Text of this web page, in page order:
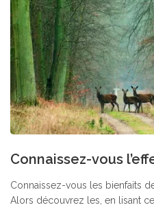
Connaissez-vous
Connaissez-vous les bienfaits
Alors découvrez les, en lisant